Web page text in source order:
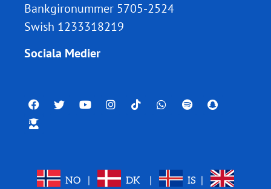
Bankgironummer 5705-2524
Swish 1233318219
Sociala Medier
NO DK IS